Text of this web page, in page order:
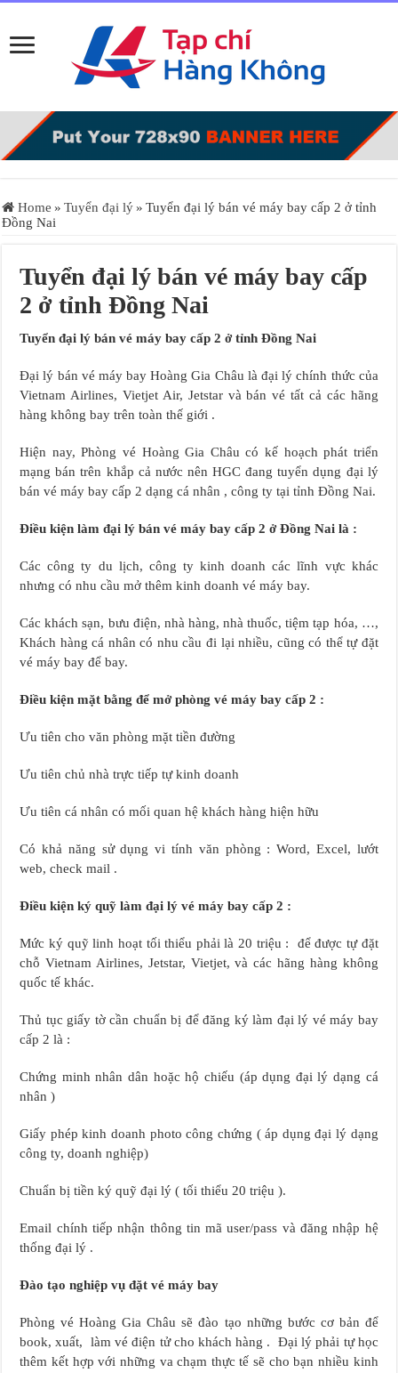
Home » Tuyển đại lý » Tuyển đại lý bán vé máy bay cấp 2 ở tỉnh
Đồng Nai
Tuyển đại lý bán vé máy bay cấp
2 ở tỉnh Đồng Nai
Tuyển đại lý bán vé máy bay cấp 2 ở tỉnh Đồng Nai
Đại lý bán vé máy bay Hoàng Gia Châu là đại lý chính thức của
Vietnam Airlines, Vietjet Air, Jetstar và bán vé tất cả các hãng
hàng không bay trên toàn thế giới .
Hiện nay, Phòng vé Hoàng Gia Châu có kế hoạch phát triển
mạng bán trên khắp cả nước nên HGC đang tuyển dụng đại lý
bán vé máy bay cấp 2 dạng cá nhân , công ty tại tỉnh Đồng Nai.
Điều kiện làm đại lý bán vé máy bay cấp 2 ở Đồng Nai là :
Các công ty du lịch, công ty kinh doanh các lĩnh vực khác
nhưng có nhu cầu mở thêm kinh doanh vé máy bay.
Các khách sạn, bưu điện, nhà hàng, nhà thuốc, tiệm tạp hóa, …,
Khách hàng cá nhân có nhu cầu đi lại nhiều, cũng có thể tự đặt
vé máy bay để bay.
Điều kiện mặt bằng để mở phòng vé máy bay cấp 2 :
Ưu tiên cho văn phòng mặt tiền đường
Ưu tiên chủ nhà trực tiếp tự kinh doanh
Ưu tiên cá nhân có mối quan hệ khách hàng hiện hữu
Có khả năng sử dụng vi tính văn phòng : Word, Excel, lướt
web, check mail .
Điều kiện ký quỹ làm đại lý vé máy bay cấp 2 :
Mức ký quỹ linh hoạt tối thiểu phải là 20 triệu : để được tự đặt
chỗ Vietnam Airlines, Jetstar, Vietjet, và các hãng hàng không
quốc tế khác.
Thủ tục giấy tờ cần chuẩn bị để đăng ký làm đại lý vé máy bay
cấp 2 là :
Chứng minh nhân dân hoặc hộ chiếu (áp dụng đại lý dạng cá
nhân )
Giấy phép kinh doanh photo công chứng ( áp dụng đại lý dạng
công ty, doanh nghiệp)
Chuẩn bị tiền ký quỹ đại lý ( tối thiểu 20 triệu ).
Email chính tiếp nhận thông tin mã user/pass và đăng nhập hệ
thống đại lý .
Đào tạo nghiệp vụ đặt vé máy bay
Phòng vé Hoàng Gia Châu sẽ đào tạo những bước cơ bản để
book, xuất, làm vé điện tử cho khách hàng . Đại lý phải tự học
thêm kết hợp với những va chạm thực tế sẽ cho bạn nhiều kinh